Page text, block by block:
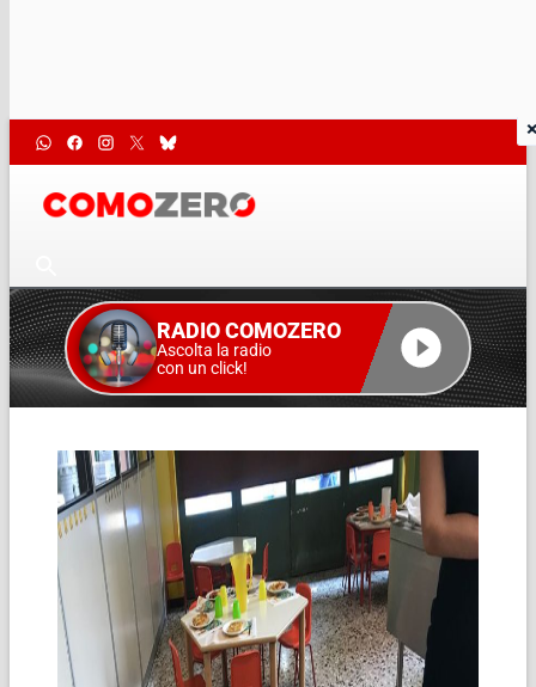
RADIO COMOZERO
Ascolta la radio
con un click!